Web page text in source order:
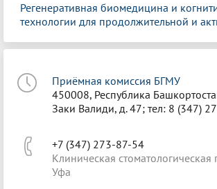
Регенеративная биомедицина и
технологии для продолжительной и
Приёмная комиссия БГМУ
450008, Республика
Заки Валиди, д. 47; тел: 8 (347)
+7 (347) 273-87-54
Клиническая
Уфа